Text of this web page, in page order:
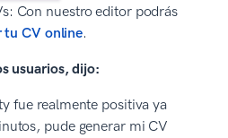
Con nuestro editor podrás
tu CV online.
usuarios, dijo:
fue realmente positiva ya
pude generar mi CV